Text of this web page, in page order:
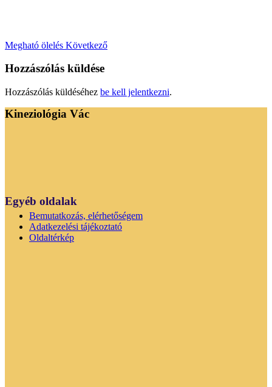
Megható ölelés Következő
Hozzászólás küldése
Hozzászólás küldéséhez be kell jelentkezni.
Kineziológia Vác
Egyéb oldalak
Bemutatkozás, elérhetőségem
Adatkezelési tájékoztató
Oldaltérkép